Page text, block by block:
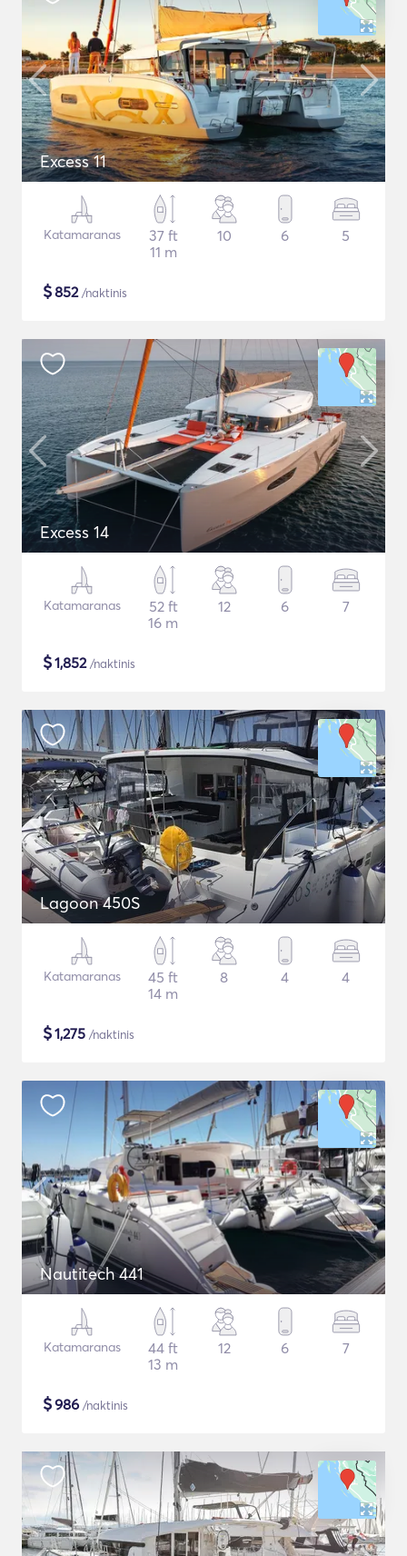
Excess 11
Katamaranas
37 ft
11 m
10 6 5
$852/naktinis
Excess 14
Katamaranas
52 ft
16 m
12 6 7
$1,852/naktinis
Lagoon 450S
Katamaranas
45 ft
14 m
8 4 4
$1,275 /naktinis
Nautitech 441
Katamaranas
44 ft
13 m
12 6 7
$986 /naktinis